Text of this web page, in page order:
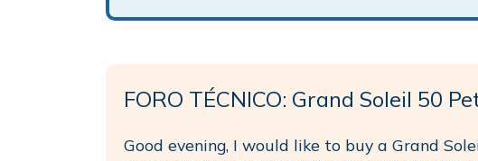
FORO TÉCNICO: Grand Soleil 50
Good evening, I would like to buy a Grand